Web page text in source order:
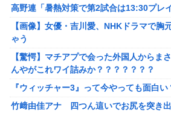
【動画】福岡の電車、複数の駅で「
ウンスが流れ大騒ぎwwwwwwwww
ので訴えます」
【艦これ】 なんか今回はE5は甲で当
ね
もしも日本全土がRPG化したらを考
高野連「暑熱対策で第2試合は13:30プレ
【画像】女優・吉川愛、NHKドラマで胸
ゃう
【驚愕】マチアプで会った外国人からま
んやがこれワイ詰みか？？？？？？？
『ウィッチャー3』って今やっても面白い
竹﨑由佳アナ 四つん這いでお尻を突き出